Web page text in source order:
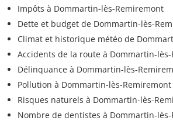
Impôts à Dommartin-lès-Remiremont
Dette et budget de Dommartin-lès-
Climat et historique météo de
Accidents de la route à Dommartin-
Délinquance à Dommartin-lès-
Pollution à Dommartin-lès-Remiremont
Risques naturels à Dommartin-lès-
Nombre de dentistes à Dommartin-